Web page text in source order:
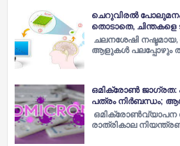
ചെറുവിരൽ
തൊടാതെ, ചിന്തകളെ
ചലനശേഷി
ആളുകൾ പലപ്പോഴും
ഒമിക്രോണ്‍
പത്രം നിര്‍ബന്ധം;
രാത്രികാല